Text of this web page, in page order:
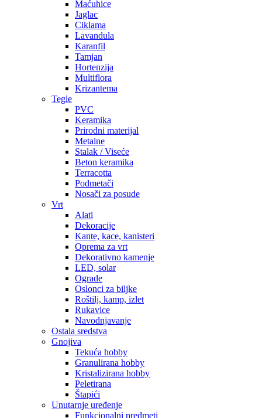
Maćuhice
Jaglac
Ciklama
Lavandula
Karanfil
Tamjan
Hortenzija
Multiflora
Krizantema
Tegle
PVC
Keramika
Prirodni materijal
Metalne
Stalak / Viseće
Beton keramika
Terracotta
Podmetači
Nosači za posude
Vrt
Alati
Dekoracije
Kante, kace, kanisteri
Oprema za vrt
Dekorativno kamenje
LED, solar
Ograde
Oslonci za biljke
Roštilj, kamp, izlet
Rukavice
Navodnjavanje
Ostala sredstva
Gnojiva
Tekuća hobby
Granulirana hobby
Kristalizirana hobby
Peletirana
Štapići
Unutarnje uređenje
Funkcionalni predmeti